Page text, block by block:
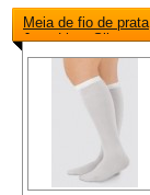
Meia de fio de prata
Juzo Liner Silver